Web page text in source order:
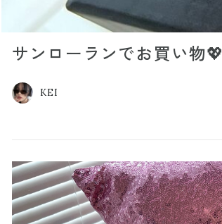
サンローランでお買い物💖
KEI